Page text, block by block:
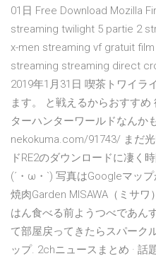
01日 Free Download Mozilla
streaming twilight 5 partie 2
x-men streaming vf gratuit
streaming streaming direct
2019年1月31日 喫茶トワイラ
ます。 と戦えるからおすす
ターハンターワールドなんか
nekokuma.com/91743/ まだ
ドRE2のダウンロードに凄く
(´・ω・`) 写真はGoogleマッ
焼肉Garden MISAWA（ミサ
はん食べる前ようつべであん
て部屋戻ってきたらスパーク
ップ. 2chニュースまとめ · 話